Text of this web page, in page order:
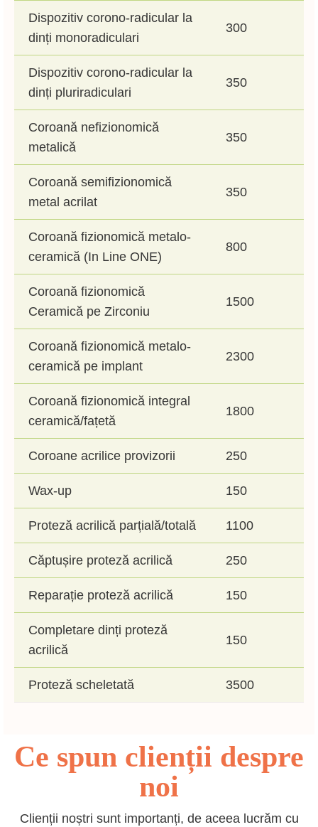
Dispozitiv corono-radicular la
dinți monoradiculari
300
Dispozitiv corono-radicular la
dinți pluriradiculari
350
Coroană nefizionomică
metalică
350
Coroană semifizionomică
metal acrilat
350
Coroană fizionomică metalo-
ceramică (In Line ONE)
800
Coroană fizionomică
Ceramică pe Zirconiu
1500
Coroană fizionomică metalo-
ceramică pe implant
2300
Coroană fizionomică integral
ceramică/fațetă
1800
Coroane acrilice provizorii 250
Wax-up 150
Proteză acrilică parțială/totală 1100
Căptușire proteză acrilică 250
Reparație proteză acrilică 150
Completare dinți proteză
acrilică
150
Proteză scheletată 3500
Ce spun clienții despre
noi
Clienții noștri sunt importanți, de aceea lucrăm cu